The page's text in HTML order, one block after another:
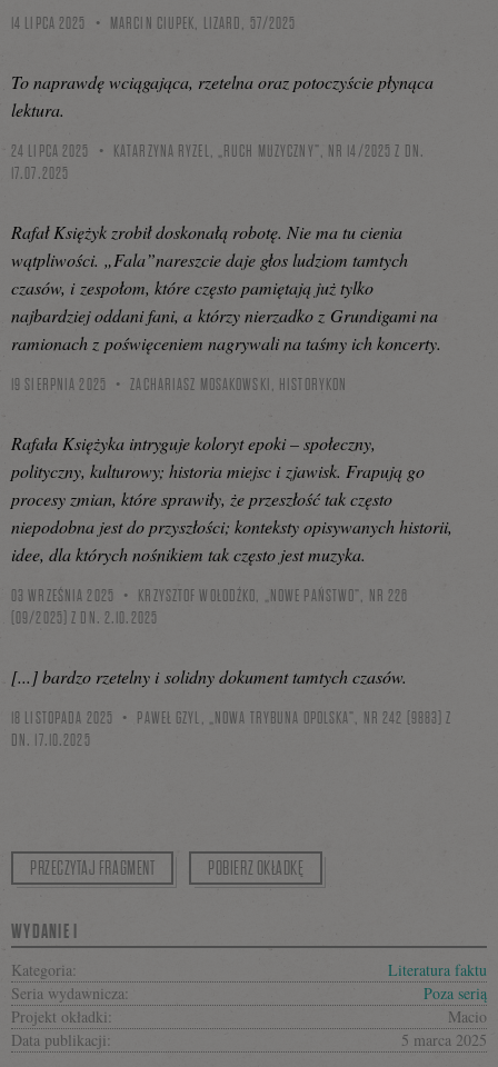
14 LIPCA 2025 MARCIN CIUPEK, LIZARD, 57/2025
To naprawdę wciągająca, rzetelna oraz potoczyście płynąca
lektura.
24 LIPCA 2025
KATARZYNA RYZEL, „RUCH MUZYCZNY”, NR 14/2025 Z DN.
17.07.2025
Rafał Księżyk zrobił doskonałą robotę. Nie ma tu cienia
wątpliwości. „Fala”nareszcie daje głos ludziom tamtych
czasów, i zespołom, które często pamiętają już tylko
najbardziej oddani fani, a którzy nierzadko z Grundigami na
ramionach z poświęceniem nagrywali na taśmy ich koncerty.
19 SIERPNIA 2025 ZACHARIASZ MOSAKOWSKI, HISTORYKON
Rafała Księżyka intryguje koloryt epoki – społeczny,
polityczny, kulturowy; historia miejsc i zjawisk. Frapują go
procesy zmian, które sprawiły, że przeszłość tak często
niepodobna jest do przyszłości; konteksty opisywanych historii,
idee, dla których nośnikiem tak często jest muzyka.
03 WRZEŚNIA 2025
KRZYSZTOF WOŁODŹKO, „NOWE PAŃSTWO”, NR 226
(09/2025) Z DN. 2.10.2025
[...] bardzo rzetelny i solidny dokument tamtych czasów.
18 LISTOPADA 2025
PAWEŁ GZYL, „NOWA TRYBUNA OPOLSKA”, NR 242 (9883) Z
DN. 17.10.2025
PRZECZYTAJ FRAGMENT POBIERZ OKŁADKĘ
WYDANIE I
Kategoria:
Literatura faktu
Seria wydawnicza:
Poza serią
Projekt okładki:
Macio
Data publikacji:
5 marca 2025